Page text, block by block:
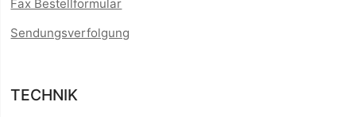
Fax Bestellformular
Sendungsverfolgung
TECHNIK